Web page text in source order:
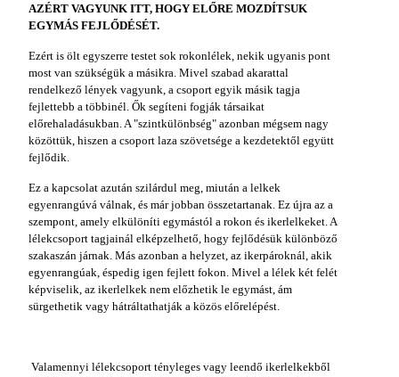
AZÉRT VAGYUNK ITT, HOGY ELŐRE MOZDÍTSUK
EGYMÁS FEJLŐDÉSÉT.
Ezért is ölt egyszerre testet sok rokonlélek, nekik ugyanis pont
most van szükségük a másikra. Mivel szabad akarattal
rendelkező lények vagyunk, a csoport egyik másik tagja
fejlettebb a többinél. Ők segíteni fogják társaikat
előrehaladásukban. A "szintkülönbség" azonban mégsem nagy
közöttük, hiszen a csoport laza szövetsége a kezdetektől együtt
fejlődik.
Ez a kapcsolat azután szilárdul meg, miután a lelkek
egyenrangúvá válnak, és már jobban összetartanak. Ez újra az a
szempont, amely elkülöníti egymástól a rokon és ikerlelkeket. A
lélekcsoport tagjainál elképzelhető, hogy fejlődésük különböző
szakaszán járnak. Más azonban a helyzet, az ikerpároknál, akik
egyenrangúak, éspedig igen fejlett fokon. Mivel a lélek két felét
képviselik, az ikerlelkek nem előzhetik le egymást, ám
sürgethetik vagy hátráltathatják a közös előrelépést.
Valamennyi lélekcsoport tényleges vagy leendő ikerlelkekből